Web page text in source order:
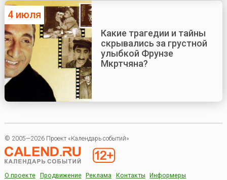
4 июля
Какие трагедии и тайны
скрывались за грустной
улыбкой Фрунзе
Мкртчяна?
© 2005—2026 Проект «Календарь событий»
О проекте Продвижение Реклама Контакты Информеры